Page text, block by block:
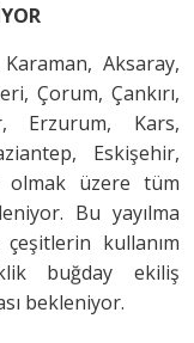
Aksaray,
Çorum, Çankırı,
Erzurum, Kars,
Eskişehir,
olmak üzere tüm
Bu yayılma
çeşitlerin kullanım
buğday ekiliş
bekleniyor.